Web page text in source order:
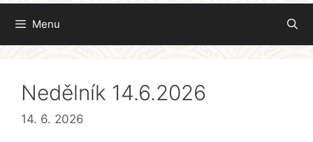
Menu
Nedělník 14.6.2026
14. 6. 2026